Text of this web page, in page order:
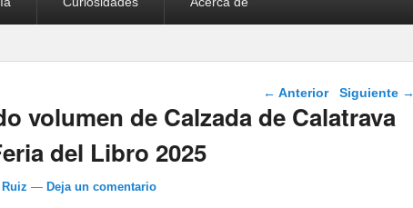
Navegación de
← Anterior Siguiente →
volumen de Calzada de Calatrava
del Libro 2025
— Deja un comentario